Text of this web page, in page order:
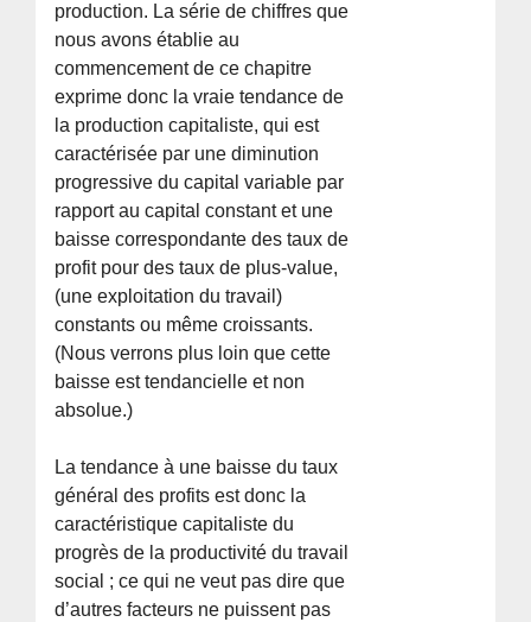
production. La série de chiffres que
nous avons établie au
commencement de ce chapitre
exprime donc la vraie tendance de
la production capitaliste, qui est
caractérisée par une diminution
progressive du capital variable par
rapport au capital constant et une
baisse correspondante des taux de
profit pour des taux de plus-value,
(une exploitation du travail)
constants ou même croissants.
(Nous verrons plus loin que cette
baisse est tendancielle et non
absolue.)
La tendance à une baisse du taux
général des profits est donc la
caractéristique capitaliste du
progrès de la productivité du travail
social ; ce qui ne veut pas dire que
d’autres facteurs ne puissent pas